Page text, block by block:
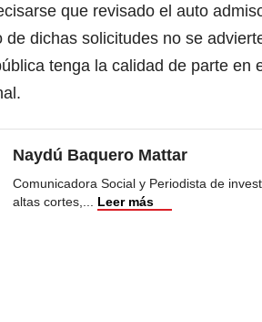
que revisado el auto
de dichas solicitudes no se
tenga la calidad de parte en
Naydú Baquero Mattar
Comunicadora Social y Periodista de
altas cortes,... Leer más